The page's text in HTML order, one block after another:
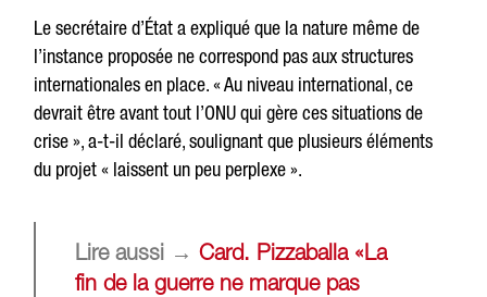
Le secrétaire d’État a expliqué que la nature même de
l’instance proposée ne correspond pas aux structures
internationales en place. « Au niveau international, ce
devrait être avant tout l’ONU qui gère ces situations de
crise », a-t-il déclaré, soulignant que plusieurs éléments
du projet « laissent un peu perplexe ».
Lire aussi →Card. Pizzaballa «La
fin de la guerre ne marque pas